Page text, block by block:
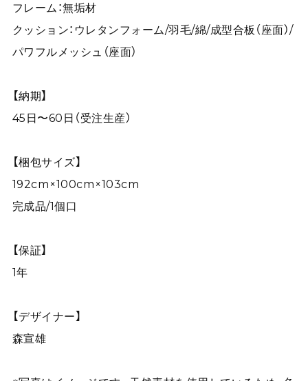
フレーム：無垢材
クッション：ウレタンフォーム/羽毛/綿/成型合板（座面）/
パワフルメッシュ（座面）
【納期】
45日〜60日（受注生産）
【梱包サイズ】
192cm×100cm×103cm
完成品/1個口
【保証】
1年
【デザイナー】
森宣雄